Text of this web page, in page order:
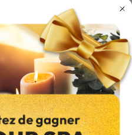
gruchy.fr
01 34 78 31 26